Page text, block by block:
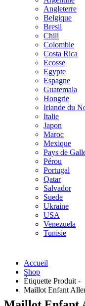
Angleterre
Belgique
Bresil
Chili
Colombie
Costa Rica
Ecosse
Egypte
Espagne
Guatemala
Hongrie
Irlande du
Italie
Japon
Maroc
Mexique
Pays de
Pérou
Portugal
Qatar
Salvador
Suede
Ukraine
USA
Venezuela
Tunisie
Accueil
Shop
Étiquette Produit -
Maillot Enfant